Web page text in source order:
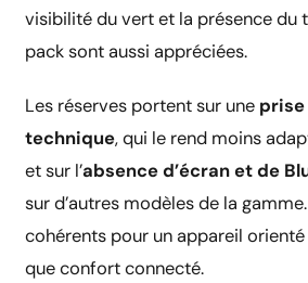
visibilité du vert et la présence du
pack sont aussi appréciées.
Les réserves portent sur une prise
technique, qui le rend moins
et sur l’absence d’écran et de
sur d’autres modèles de la
cohérents pour un appareil
que confort connecté.